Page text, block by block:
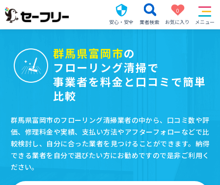
安心・安全 業者検索
0
お気に入り
メニュー
群馬県富岡市の
フローリング清掃で
事業者を料金と口コミで簡単
比較
群馬県富岡市のフローリング清掃業者の中から、口コミ数や評
価、修理料金や実績、支払い方法やアフターフォローなどで比
較検討し、自分に合った業者を見つけることができます。納得
できる業者を自分で選びたい方にお勧めですので是非ご利用く
ださい。